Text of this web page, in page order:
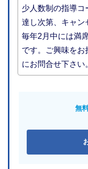
少人数制の指導コ
達し次第、キャン
毎年2月中には満
です。ご興味をお
にお問合せ下さい
無